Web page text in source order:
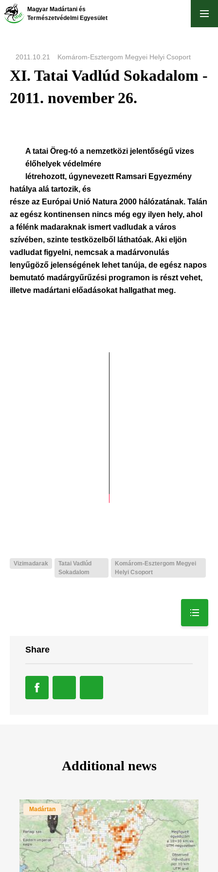
Skip
to
Magyar Madártani és
Természetvédelmi Egyesület
2011.10.21 Komárom-Esztergom Megyei Helyi Csoport
XI. Tatai Vadlúd Sokadalom -
2011. november 26.
A tatai Öreg-tó a nemzetközi jelentőségű vizes
élőhelyek védelmére
létrehozott, úgynevezett Ramsari Egyezmény
hatálya alá tartozik, és
része az Európai Unió Natura 2000 hálózatának. Talán
az egész kontinensen nincs még egy ilyen hely, ahol
a félénk madaraknak ismert vadludak a város
szívében, szinte testközelből láthatóak. Aki eljön
vadludat figyelni, nemcsak a madárvonulás
lenyűgöző jelenségének lehet tanúja, de egész napos
bemutató madárgyűrűzési programon is részt vehet,
illetve madártani előadásokat hallgathat meg.
Vizimadarak
Tatai Vadlúd
Sokadalom
Komárom-Esztergom Megyei
Helyi Csoport
Share
Additional news
Madártan